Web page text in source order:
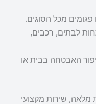
פגומים מכל הסוגים.
לבתים, רכבים,
האבטחה בבית או
מלאה, שירות מקצועי